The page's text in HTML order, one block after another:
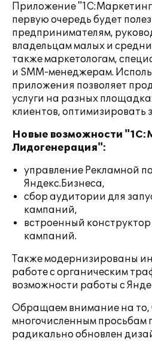
Приложение
первую очередь будет
предпринимателям,
владельцам малых и
также маркетологам,
и SMM-менеджерам.
приложения позволяет
услуги на разных
клиентов, оптимизировать
Новые возможности
Лидогенерация":
управление Рекламной
Яндекс.Бизнеса,
сбор аудитории для
кампаний,
встроенный
кампаний.
Также модернизированы
работе с органическим
возможности работы с
Обращаем внимание на то,
многочисленным просьбам
радикально обновлен